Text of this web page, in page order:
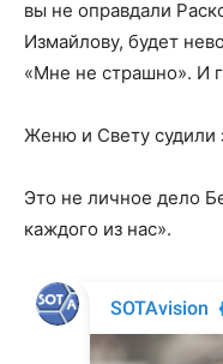
вы не оправдали
Измайлову, будет
«Мне не страшно». И
Женю и Свету судили
Это не личное дело
каждого из нас».